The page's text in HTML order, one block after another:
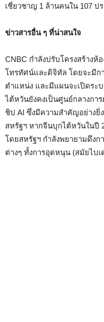
เชี่ยวชาญ 1 ล้านคนใน 107 ป
ข่าวสารอื่น ๆ ที่น่าสนใจ
CNBC กำลังปรับโครงสร้างห้
โทรทัศน์และดิจิทัล โดยจะมีก
ตำแหน่ง และมีแผนจะเปิดระ
ไต้หวันยังคงเป็นศูนย์กลางกา
ชิป AI ซึ่งมีความสำคัญอย่างยิ่
สหรัฐฯ หากจีนบุกไต้หวันในปี
โดยสหรัฐฯ กำลังพยายามดึง
ต่างๆ ทั้งการอุดหนุน (สมัยไบ